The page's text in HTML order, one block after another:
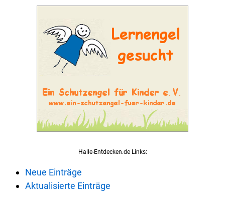
Halle-Entdecken.de Links:
Neue Einträge
Aktualisierte Einträge